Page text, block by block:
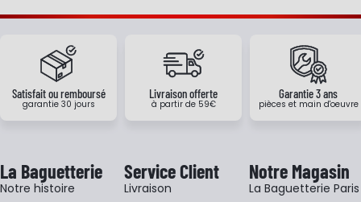
Satisfait ou remboursé
garantie 30 jours
Livraison offerte
à partir de 59€
Garantie 3 ans
pièces et main d'oeuvre
La Baguetterie
Notre histoire
Service Client
Livraison
Notre Magasin
La Baguetterie Paris